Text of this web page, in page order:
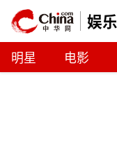
娱乐
明星 电影